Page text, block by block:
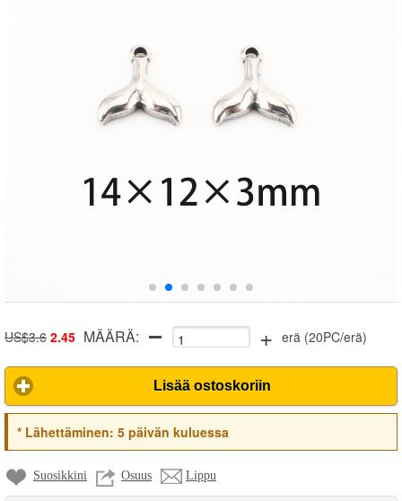
US$3.6 2.45 MÄÄRÄ: + erä(20PC/erä)
Lisää ostoskoriin
*Lähettäminen: 5 päivän kuluessa
Suosikkini Osuus Lippu